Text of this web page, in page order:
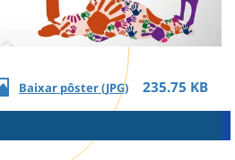
Baixar pôster (JPG) 235.75 KB